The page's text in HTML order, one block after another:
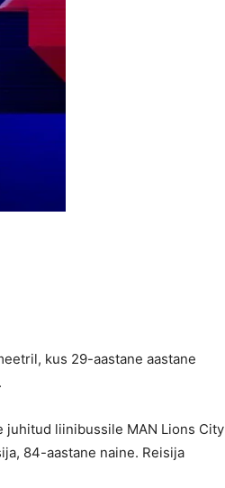
kus 29-aastane aastane
juhitud liinibussile MAN Lions City
84-aastane naine. Reisija